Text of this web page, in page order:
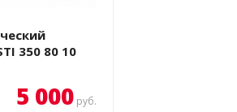
350 80 10
5 000 руб.